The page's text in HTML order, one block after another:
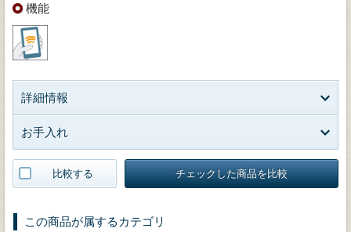
機能
詳細情報
お手入れ
比較する チェックした商品を比較
この商品が属するカテゴリ